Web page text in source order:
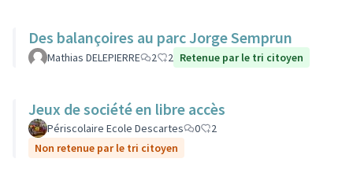
Des balançoires au parc Jorge Semprun
Mathias DELEPIERRE 2 2 Retenue par le tri citoyen
Jeux de société en libre accès
Périscolaire Ecole Descartes 0
2
Non retenue par le tri citoyen